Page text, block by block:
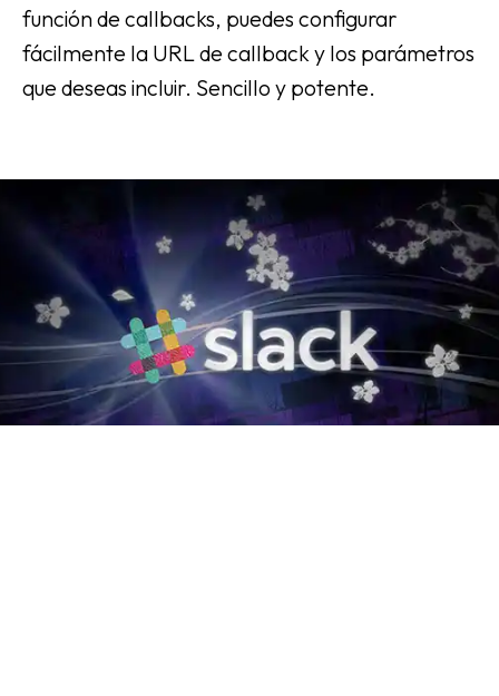
función de callbacks, puedes configurar
fácilmente la URL de callback y los parámetros
que deseas incluir. Sencillo y potente.